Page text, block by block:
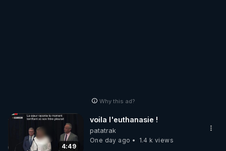
Why this ad?
4:49
voila l'euthanasie !
patatrak
One day ago
1.4 k views